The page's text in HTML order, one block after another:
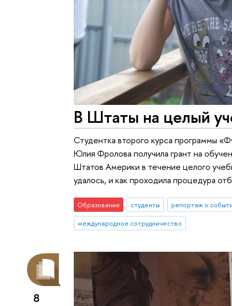
В Штаты на целый
Студентка второго курса программы
Юлия Фролова получила грант на
Штатов Америки в течение целого
удалось, и как проходила процедура
Образование студенты репортаж о
международное сотрудничество
8